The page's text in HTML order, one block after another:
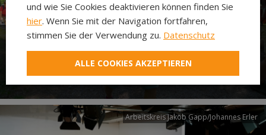
Neuer Pilgerweg Via
Laudato si’
Arbeitskreis Jakob Gapp/Johannes Erler
und wie Sie Cookies deaktivieren können finden Sie
hier. Wenn Sie mit der Navigation fortfahren,
stimmen Sie der Verwendung zu. Datenschutz
ALLE COOKIES AKZEPTIEREN